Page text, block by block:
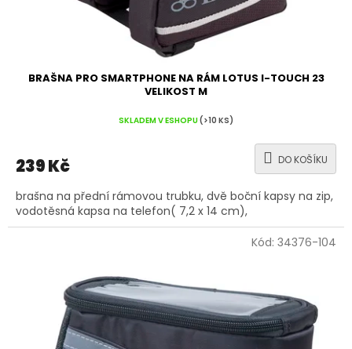
BRAŠNA PRO SMARTPHONE NA RÁM LOTUS I-TOUCH 23
VELIKOST M
SKLADEM V ESHOPU(>10 KS)
239 Kč DO KOŠÍKU
brašna na přední rámovou trubku, dvě boční kapsy na zip,
vodotěsná kapsa na telefon( 7,2 x 14 cm),
Kód: 34376-104